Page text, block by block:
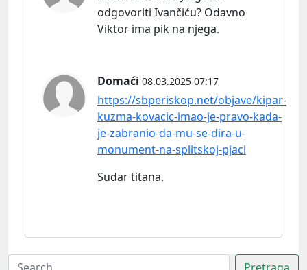
odgovoriti Ivančiću? Odavno
Viktor ima pik na njega.
Domaći 08.03.2025 07:17
https://sbperiskop.net/objave/kipar-
kuzma-kovacic-imao-je-pravo-kada-
je-zabranio-da-mu-se-dira-u-
monument-na-splitskoj-pjaci
Sudar titana.